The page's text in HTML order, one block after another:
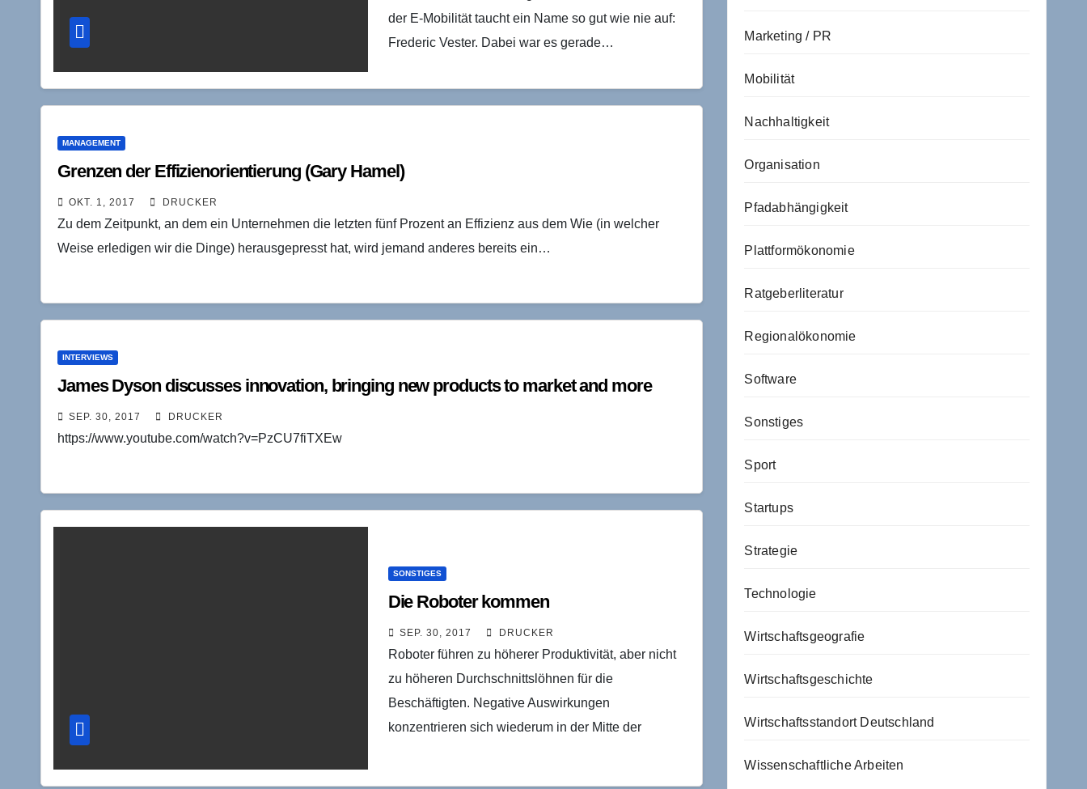
der E-Mobilität taucht ein Name so gut wie nie auf:
Frederic Vester. Dabei war es gerade…
MANAGEMENT
Grenzen der Effizienorientierung (Gary Hamel)
OKT. 1, 2017 DRUCKER
Zu dem Zeitpunkt, an dem ein Unternehmen die letzten fünf Prozent an Effizienz aus dem Wie (in welcher
Weise erledigen wir die Dinge) herausgepresst hat, wird jemand anderes bereits ein…
INTERVIEWS
James Dyson discusses innovation, bringing new products to market and more
SEP. 30, 2017 DRUCKER
https://www.youtube.com/watch?v=PzCU7fiTXEw
SONSTIGES
Die Roboter kommen
SEP. 30, 2017 DRUCKER
Roboter führen zu höherer Produktivität, aber nicht
zu höheren Durchschnittslöhnen für die
Beschäftigten. Negative Auswirkungen
konzentrieren sich wiederum in der Mitte der
Marketing / PR
Mobilität
Nachhaltigkeit
Organisation
Pfadabhängigkeit
Plattformökonomie
Ratgeberliteratur
Regionalökonomie
Software
Sonstiges
Sport
Startups
Strategie
Technologie
Wirtschaftsgeografie
Wirtschaftsgeschichte
Wirtschaftsstandort Deutschland
Wissenschaftliche Arbeiten